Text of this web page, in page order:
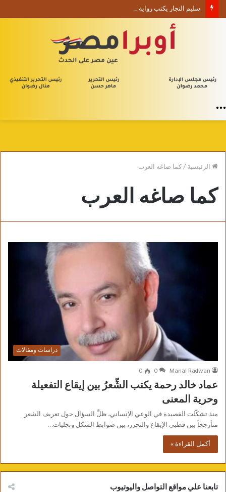
سليم النجار يكتب رواية “حين ينطق الصمت” للكاتبة آلاء بركات
الرئيسية/كما صاغه العرب
كما صاغه العرب
دراسات ومقالات
Manal Radwan
0
0
عماد خالد رحمة يكتب الشِّعرُ بين إيقاع التفعيلة
وحرية المعنى
منذ تشكّلت القصيدة في الوعي الإنساني، ظلَّ السؤال حول تعريف الشعر
متأرجحاً بين قطبي الإيقاع والتحرر، بين ضوابط الشكل وتجليات…
أكمل القراءة »
تابعنا علي مواقع التواصل واليوتيوب